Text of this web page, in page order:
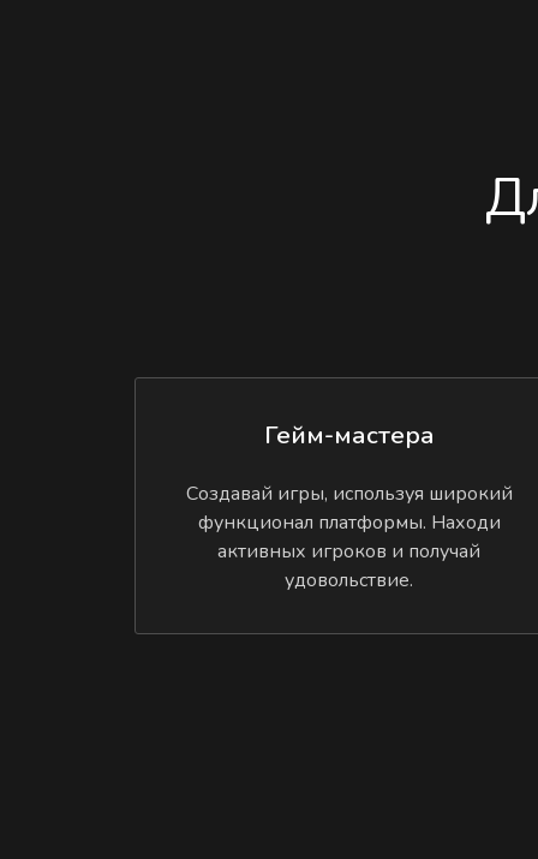
Гейм-мастера
Создавай игры, используя широкий
функционал платформы. Находи
активных игроков и получай
удовольствие.